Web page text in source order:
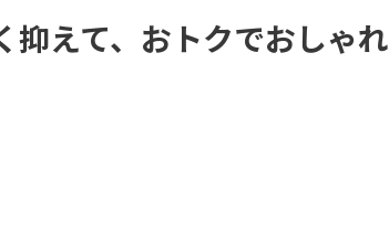
抑えて、おトクでおしゃれ